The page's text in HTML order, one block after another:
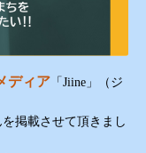
ディア 「 Jiine 」（ジ
を掲載させて頂きまし